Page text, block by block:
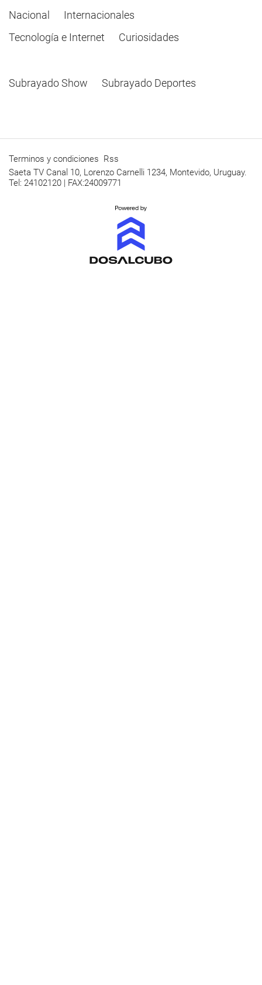
Nacional
Internacionales
Tecnología e Internet
Curiosidades
Subrayado Show Subrayado Deportes
Terminos y condiciones Rss
Saeta TV Canal 10, Lorenzo Carnelli 1234, Montevido, Uruguay.
Tel: 24102120 | FAX:24009771